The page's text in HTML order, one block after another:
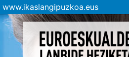
www.ikaslangipuzkoa.eus